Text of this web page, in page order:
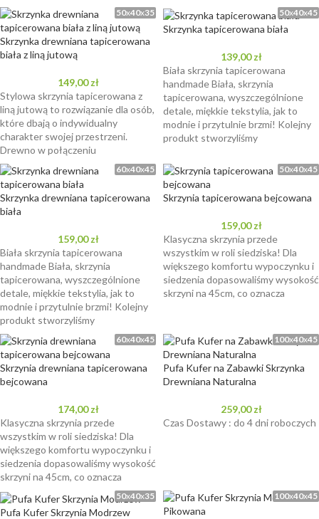
50x40x35
Skrzynka drewniana tapicerowana
biała z liną jutową
149,00zł
Stylowa skrzynia tapicerowana z
liną jutową to rozwiązanie dla osób,
które dbają o indywidualny
charakter swojej przestrzeni.
Drewno w połączeniu
50x40x45
Skrzynka tapicerowana biała
139,00zł
Biała skrzynia tapicerowana
handmade Biała, skrzynia
tapicerowana, wyszczególnione
detale, miękkie tekstylia, jak to
modnie i przytulnie brzmi! Kolejny
produkt stworzyliśmy
60x40x45
Skrzynka drewniana tapicerowana
biała
159,00zł
Biała skrzynia tapicerowana
handmade Biała, skrzynia
tapicerowana, wyszczególnione
detale, miękkie tekstylia, jak to
modnie i przytulnie brzmi! Kolejny
produkt stworzyliśmy
50x40x45
Skrzynia tapicerowana bejcowana
159,00zł
Klasyczna skrzynia przede
wszystkim w roli siedziska! Dla
większego komfortu wypoczynku i
siedzenia dopasowaliśmy wysokość
skrzyni na 45cm, co oznacza
60x40x45
Skrzynia drewniana tapicerowana
bejcowana
174,00zł
Klasyczna skrzynia przede
wszystkim w roli siedziska! Dla
większego komfortu wypoczynku i
siedzenia dopasowaliśmy wysokość
skrzyni na 45cm, co oznacza
100x40x45
Pufa Kufer na Zabawki Skrzynka
Drewniana Naturalna
259,00zł
Czas Dostawy : do 4 dni roboczych
50x40x35
Pufa Kufer Skrzynia Modrzew
100x40x45